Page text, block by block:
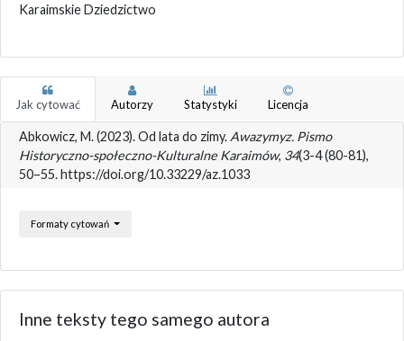
Karaimskie Dziedzictwo
Jak cytować Autorzy Statystyki Licencja
Abkowicz, M. (2023). Od lata do zimy. Awazymyz. Pismo
Historyczno-społeczno-Kulturalne Karaimów, 34(3-4 (80-81),
50–55. https://doi.org/10.33229/az.1033
Formaty cytowań
Inne teksty tego samego autora